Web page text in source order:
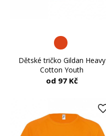
Dětské tričko Gildan Heavy
Cotton Youth
od 97 Kč